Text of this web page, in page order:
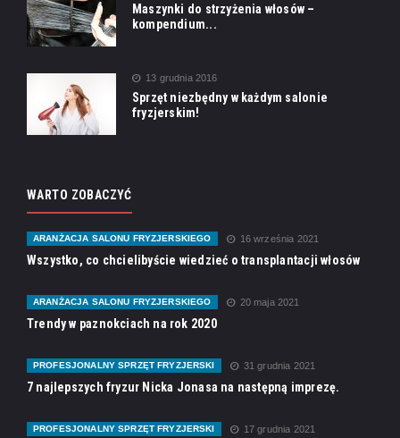
Maszynki do strzyżenia włosów –
kompendium...
13 grudnia 2016
Sprzęt niezbędny w każdym salonie
fryzjerskim!
WARTO ZOBACZYĆ
ARANŻACJA SALONU FRYZJERSKIEGO 16 września 2021
Wszystko, co chcielibyście wiedzieć o transplantacji włosów
ARANŻACJA SALONU FRYZJERSKIEGO 20 maja 2021
Trendy w paznokciach na rok 2020
PROFESJONALNY SPRZĘT FRYZJERSKI 31 grudnia 2021
7 najlepszych fryzur Nicka Jonasa na następną imprezę.
PROFESJONALNY SPRZĘT FRYZJERSKI 17 grudnia 2021